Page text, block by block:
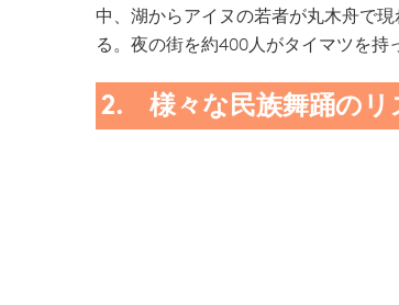
中、湖からアイヌの若者が丸木舟で
る。夜の街を約400人がタイマツを持
2. 様々な民族舞踊のリ